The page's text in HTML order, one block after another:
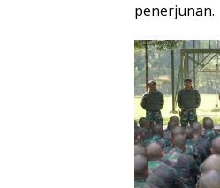
penerjunan.